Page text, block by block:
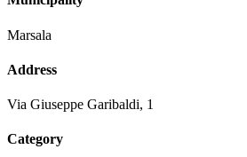
Marsala
Address
Via Giuseppe Garibaldi, 1
Category